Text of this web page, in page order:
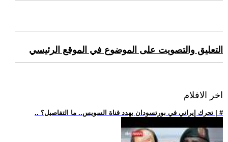
التعليق والتصويت على الموضوع في الموقع الرئيسي
اخر الافلام
.. تحرك إيراني في بورتسودان يهدد قناة السويس.. ما التفاصيل؟ | #